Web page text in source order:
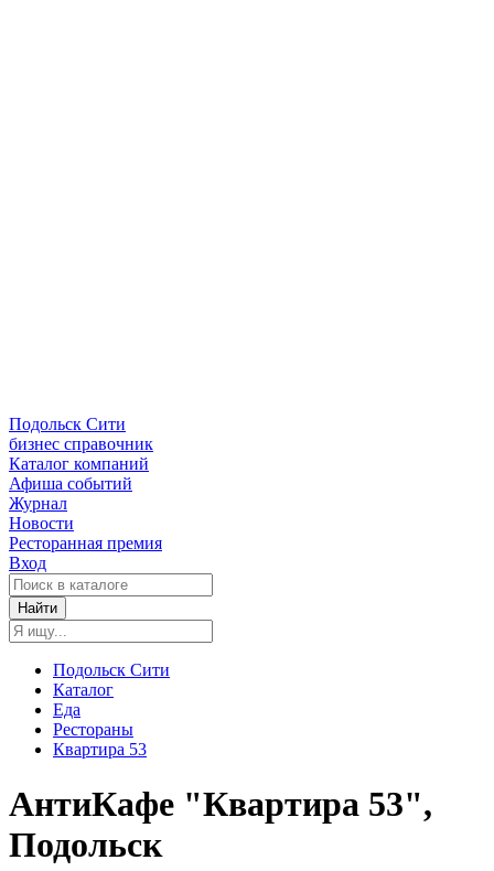
Подольск Сити
бизнес справочник
Каталог компаний
Афиша событий
Журнал
Новости
Ресторанная премия
Вход
Найти
Подольск Сити
Каталог
Еда
Рестораны
Квартира 53
АнтиКафе "Квартира 53",
Подольск